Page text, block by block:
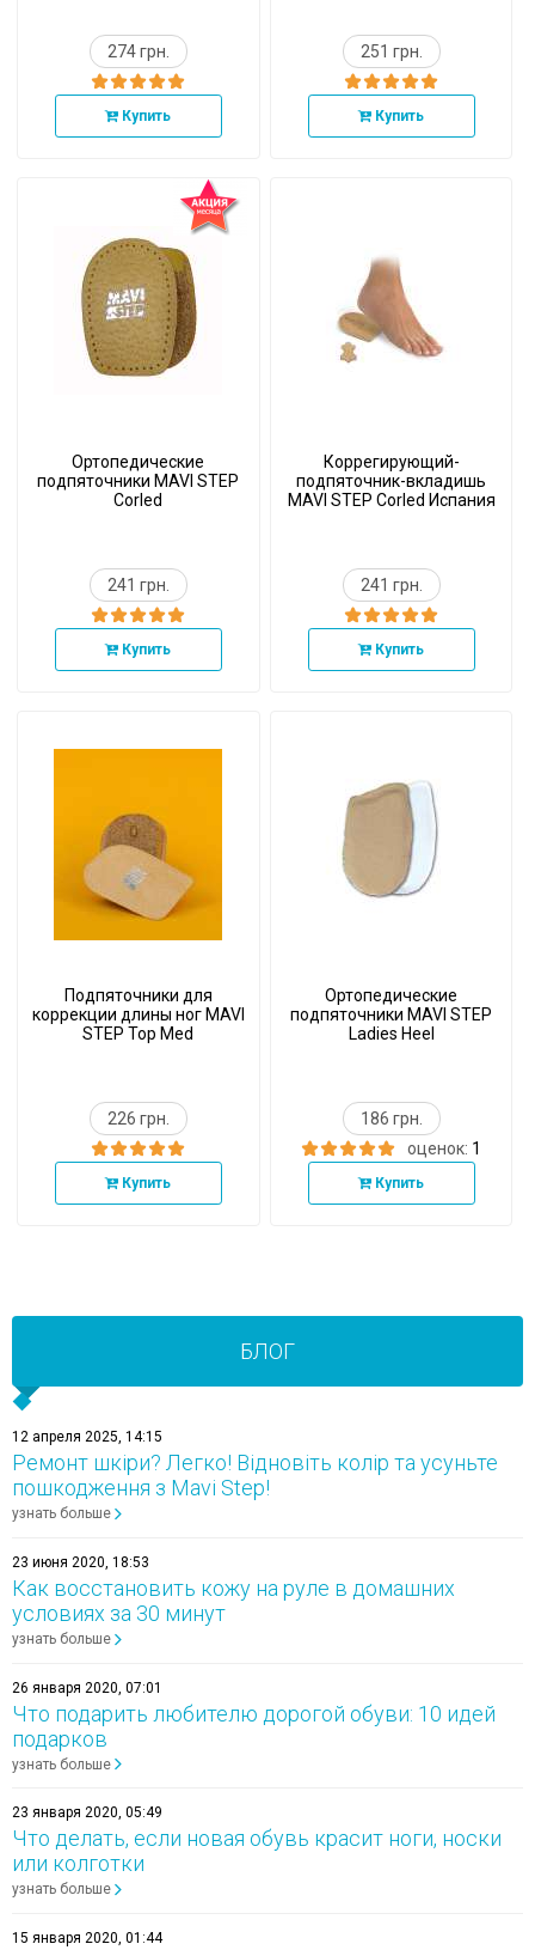
274 грн.
Купить
251 грн.
Купить
Ортопедические
подпяточники MAVI STEP
Corled
241 грн.
Купить
Коррегирующий-
подпяточник-вкладишь
MAVI STEP Corled Испания
241 грн.
Купить
Подпяточники для
коррекции длины ног MAVI
STEP Top Med
226 грн.
Купить
Ортопедические
подпяточники MAVI STEP
Ladies Heel
186 грн.
оценок: 1
Купить
БЛОГ
12 апреля 2025, 14:15
Ремонт шкіри? Легко! Відновіть колір та усуньте
пошкодження з Mavi Step!
узнать больше
23 июня 2020, 18:53
Как восстановить кожу на руле в домашних
условиях за 30 минут
узнать больше
26 января 2020, 07:01
Что подарить любителю дорогой обуви: 10 идей
подарков
узнать больше
23 января 2020, 05:49
Что делать, если новая обувь красит ноги, носки
или колготки
узнать больше
15 января 2020, 01:44